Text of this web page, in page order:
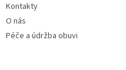
Kontakty
O nás
Péče a údržba obuvi